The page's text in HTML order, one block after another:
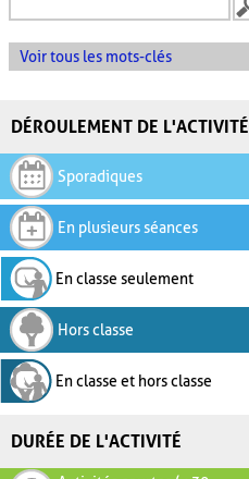
Voir tous les mots-clés
DÉROULEMENT DE L'ACTIVITÉ
Sporadiques
En plusieurs séances
En classe seulement
Hors classe
En classe et hors classe
DURÉE DE L'ACTIVITÉ